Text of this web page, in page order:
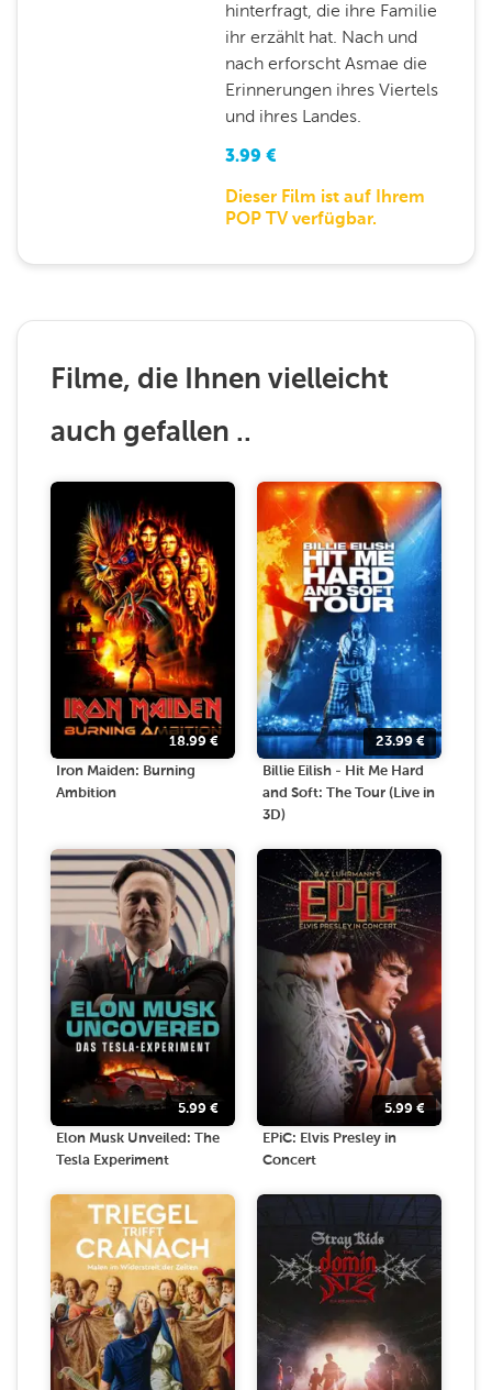
hinterfragt, die ihre Familie
ihr erzählt hat. Nach und
nach erforscht Asmae die
Erinnerungen ihres Viertels
und ihres Landes.
3.99 €
Dieser Film ist auf Ihrem
POP TV verfügbar.
Filme, die Ihnen vielleicht
auch gefallen ..
18.99 €
Iron Maiden: Burning
Ambition
23.99€
Billie Eilish - Hit Me Hard
and Soft: The Tour (Live in
3D)
5.99 €
Elon Musk Unveiled: The
Tesla Experiment
5.99 €
EPiC: Elvis Presley in
Concert